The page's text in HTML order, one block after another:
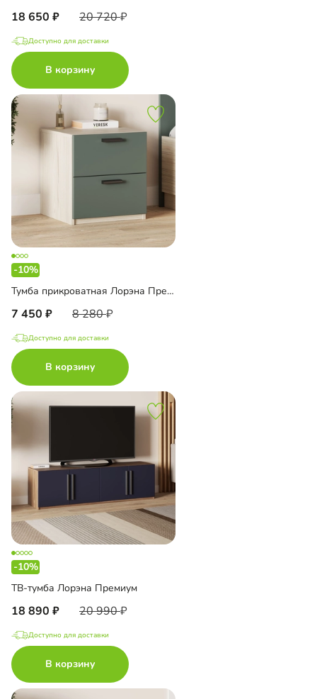
18 650 20 720
Доступно для доставки
В корзину
-10%
Тумба прикроватная Лорэна Премиум
7 450 8 280
Доступно для доставки
В корзину
-10%
ТВ-тумба Лорэна Премиум
18 890 20 990
Доступно для доставки
В корзину